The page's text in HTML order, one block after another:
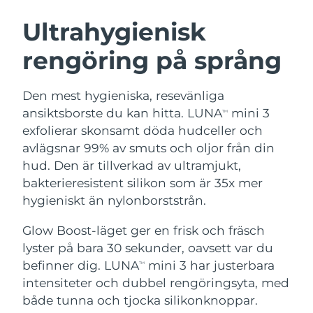
Ultrahygienisk
rengöring på språng
Den mest hygieniska, resevänliga
ansiktsborste du kan hitta. LUNATM
mini 3
exfolierar skonsamt döda hudceller och
avlägsnar 99% av smuts och oljor från din
hud. Den är tillverkad av ultramjukt,
bakterieresistent silikon som är 35x mer
hygieniskt än nylonborststrån.
Glow Boost-läget ger en frisk och fräsch
lyster på bara 30 sekunder, oavsett var du
befinner dig. LUNATM
mini 3 har justerbara
intensiteter och dubbel rengöringsyta, med
både tunna och tjocka silikonknoppar.
LUNA™ 4-paket
Anti-aging massage
LUNA™ 4 Plus
Massage, LED heating
LUNA™ 4 Men
For men, anti-aging massage
BEAR™ 2-paket
Microcurrent toning
BEAR™ 2 go
Microcurrent toning on-the-go
BEAR™ 2 eyes & lips
Microcurrent line smoothing device
Återfuktning
UFO™ 3-paket
Deep facial hydration
UFO™ 3 LED
Near-infrared and red light therapy
device
Munvård
issa™ 4
Hybrid silicone sonic toothbrush
issa™ 4 plus
Smart hybrid silicone sonic toothbrush
FAQ™ ANTI-AGING-BEHANDLING
Anti-aging LED-behandlingar
NEW
Österrike Förväntad leverans
Bahrain Förväntad leverans11/08/2026
Belgien
Bermuda Förväntad leverans 16/08/2026
Bosnien och
Hercegovina
Förväntad leverans
Brunei Förväntad leverans
Bulgarien Förväntad leverans10/08/2026
Kanada Förväntad leverans14/08/2026
Chile Förväntad leverans14/08/2026